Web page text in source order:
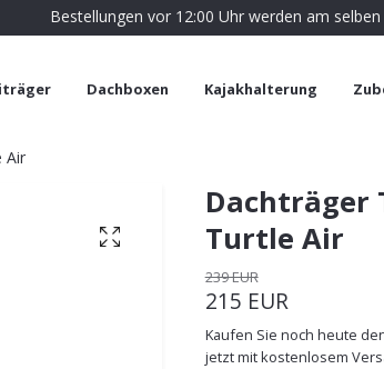
Bestellungen vor 12:00 Uhr werden am
Dachboxen Kajakhalterung
Air
Dachträger
Turtle Air
239 EUR
215 EUR
Kaufen Sie noch heute
jetzt mit kostenlosem